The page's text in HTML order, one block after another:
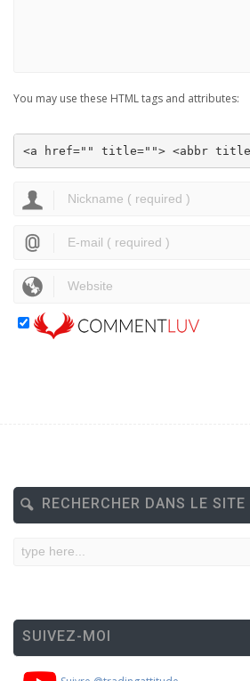
You may use these HTML tags and attributes:
<a href="" title=""> <abbr
RECHERCHER DANS LE SITE
SUIVEZ-MOI